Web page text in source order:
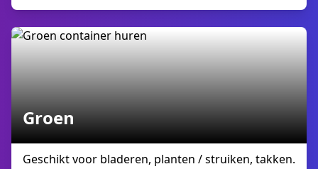
Groen
Geschikt voor bladeren, planten / struiken, takken.